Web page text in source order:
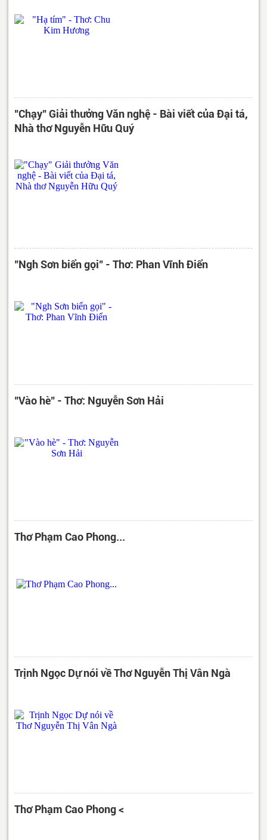
"Chạy" Giải thưởng Văn nghệ - Bài viết của Đại tá,
Nhà thơ Nguyễn Hữu Quý
"Ngh Sơn biển gọi" - Thơ: Phan Vĩnh Điển
"Vào hè" - Thơ: Nguyễn Sơn Hải
Thơ Phạm Cao Phong...
Trịnh Ngọc Dự nói về Thơ Nguyễn Thị Vân Ngà
Thơ Phạm Cao Phong <